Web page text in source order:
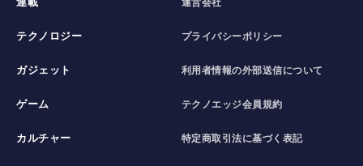
連載
テクノロジー
ガジェット
ゲーム
カルチャー
運営会社
プライバシーポリシー
利用者情報の外部送信について
テクノエッジ会員規約
特定商取引法に基づく表記